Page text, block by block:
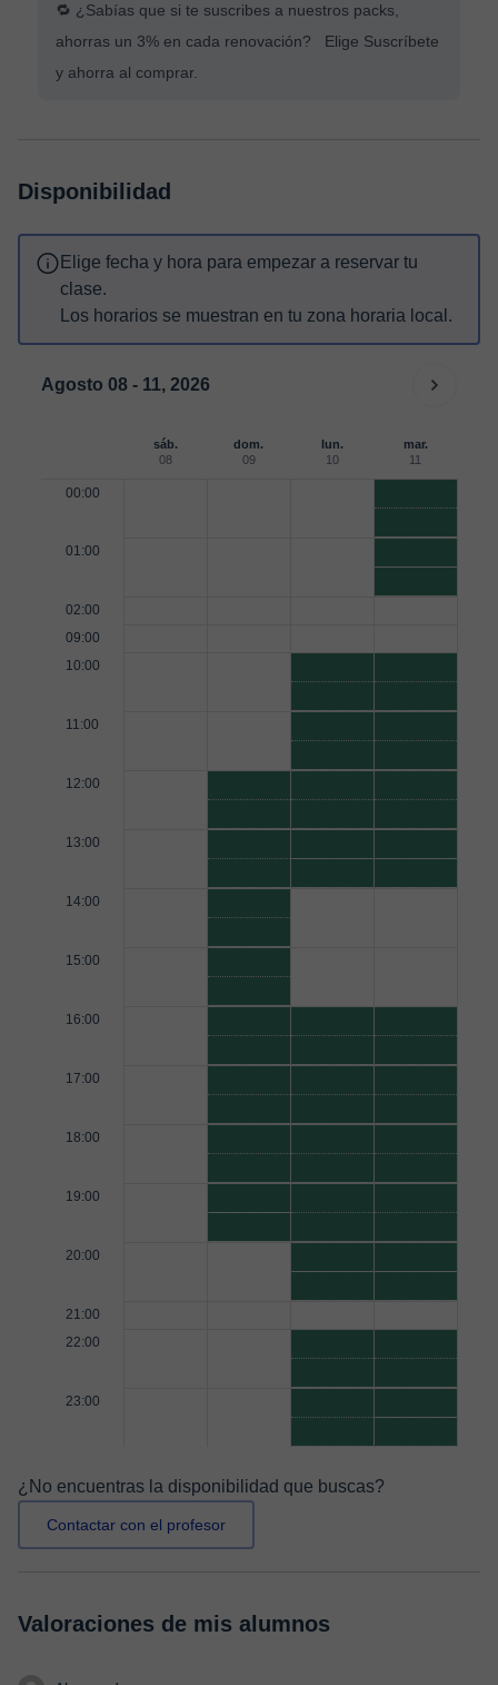
🔁 ¿Sabías que si te suscribes a nuestros packs,
ahorras un 3% en cada renovación? Elige Suscríbete
y ahorra al comprar.
Disponibilidad
Elige fecha y hora para empezar a reservar tu
clase.
Los horarios se muestran en tu zona horaria local.
Agosto 08 - 11, 2026
sáb.
08
dom.
09
lun.
10
mar.
11
00:00
01:00
02:00
09:00
10:00
11:00
12:00
13:00
14:00
15:00
16:00
17:00
18:00
19:00
20:00
21:00
22:00
23:00
¿No encuentras la disponibilidad que buscas?
Contactar con el profesor
Valoraciones de mis alumnos